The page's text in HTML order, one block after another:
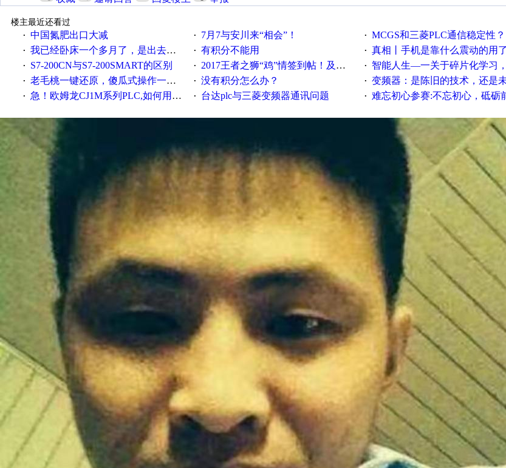
楼主最近还看过
· 中国氮肥出口大减 · 7月7与安川来“相会”！ · MCGS和三菱PLC通信稳定性？？？
· 我已经卧床一个多月了，是出去安装机械手在高速遭遇车祸所致:大家工作都要特别注意啊 · 有积分不能用 · 真相丨手机是靠什么震动的用了这么多年才知道！
· S7-200CN与S7-200SMART的区别 · 2017王者之狮“鸡”情签到帖！及时更新在线研讨会预告 · 智能人生—一关于碎片化学习，看这一篇就够了！
· 老毛桃一键还原，傻瓜式操作一键轻松备份还原；程序为向导式安装，一键即可实现自动备份或还原系统。 · 没有积分怎么办？ · 变频器：是陈旧的技术，还是未来的幕后英雄
· 急！欧姆龙CJ1M系列PLC,如何用时间控制变频器。要求时间在组态王中可以自由输入！拜托各位大神了！ · 台达plc与三菱变频器通讯问题 · 难忘初心参赛:不忘初心，砥砺